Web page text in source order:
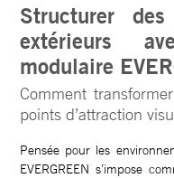
Structurer des
extérieurs
modulaire
Comment
points d’attraction
Pensée pour les
EVERGREEN s’impose